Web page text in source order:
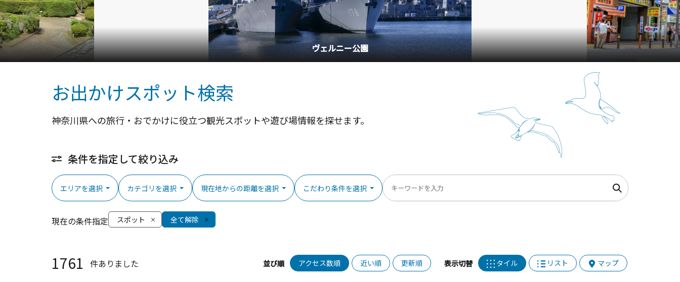
横浜中華街
お出かけスポット検索
神奈川県への旅行・おでかけに役立つ観光スポットや遊び場情報を探せます。
条件を指定して絞り込み
エリアを選択 カテゴリを選択 現在地からの距離を選択 こだわり条件を選択
現在の条件指定 スポット 全て解除
1761 件ありました 並び順 アクセス数順 近い順 更新順 表示切替 タイル リスト マップ